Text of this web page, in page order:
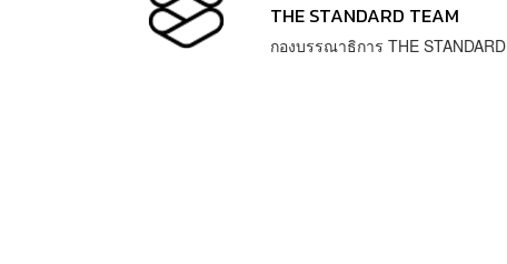
THE STANDARD TEAM
กองบรรณาธิการ THE STANDARD